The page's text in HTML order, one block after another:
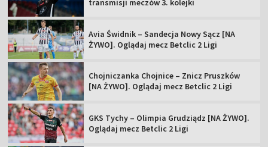
transmisji meczów 3. kolejki
Avia Świdnik – Sandecja Nowy Sącz [NA
ŻYWO]. Oglądaj mecz Betclic 2 Ligi
Chojniczanka Chojnice – Znicz Pruszków
[NA ŻYWO]. Oglądaj mecz Betclic 2 Ligi
GKS Tychy – Olimpia Grudziądz [NA ŻYWO].
Oglądaj mecz Betclic 2 Ligi